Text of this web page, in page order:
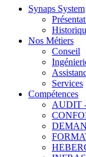
Synaps System
Nos Métiers
Conseil
Services
Compétences
AUDIT